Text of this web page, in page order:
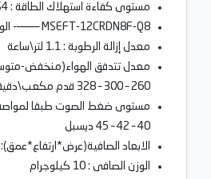
مستوى كفاءة استهلاك الطاقة : S4
MSEFT-12CRDN8F-Q8 —–——- الوحدة الداخلية
معدل إزالة الرطوبة : 1.1 لتر\ساعة
260 – 300 – 328 قدم مكعب\دقيقة
40 – 42 – 45 ديسبل
الابعاد الصافية(عرض*ارتفاع*عمق): 822*289*220 مليمتر
الوزن الصافى : 10 كيلوجرام